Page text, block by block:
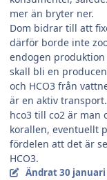
mer än bryter ner.
Dom bidrar till att
därför borde inte
endogen produktion
skall bli en
och HCO3 från
är en aktiv
hco3 till co2 är man
korallen, eventuellt
fördelen att det är
HCO3.
Ändrat30 januari